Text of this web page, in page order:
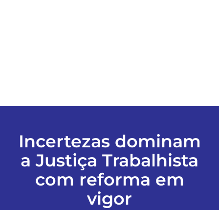
FALE CONOSCO
EDIÇÕES EM PDF
Incertezas dominam
a Justiça Trabalhista
com reforma em
vigor